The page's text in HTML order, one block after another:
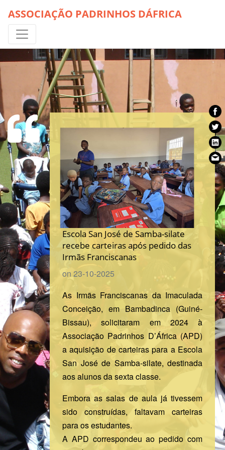
ASSOCIAÇÃO PADRINHOS DÁFRICA
Escola San José de Samba-silate
recebe carteiras após pedido das
Irmãs Franciscanas
on 23-10-2025
As Irmãs Franciscanas da Imaculada
Conceição, em Bambadinca (Guiné-
Bissau), solicitaram em 2024 à
Associação Padrinhos D’África (APD)
a aquisição de carteiras para a Escola
San José de Samba-silate, destinada
aos alunos da sexta classe.
Embora as salas de aula já tivessem
sido construídas, faltavam carteiras
para os estudantes.
A APD correspondeu ao pedido com